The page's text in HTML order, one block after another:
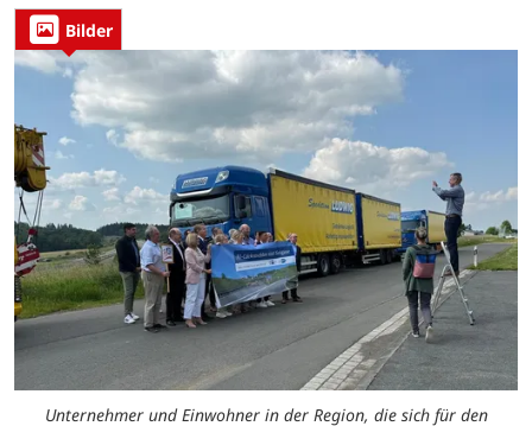
Bilder
Unternehmer und Einwohner in der Region, die sich für den